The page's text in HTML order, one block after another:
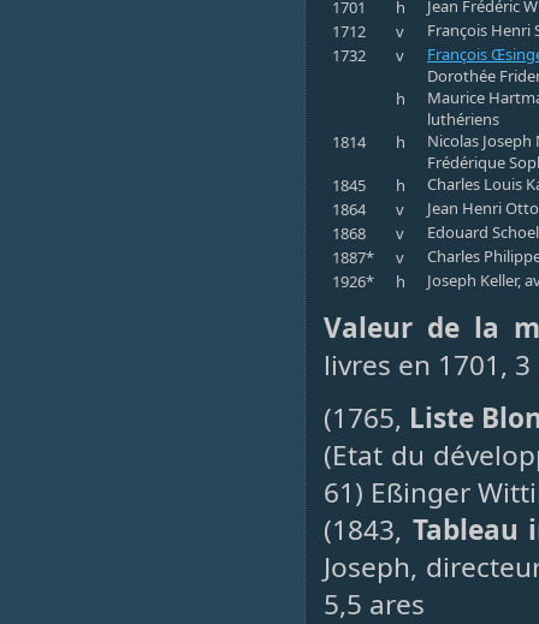
1701
h
Jean Frédéric
1712
v
François Henri
1732
v
François
Dorothée
h
Maurice
luthériens
1814
h
Nicolas Joseph
Frédérique
1845
h
Charles Louis
1864
v
Jean Henri
1868
v
Edouard
1887*
v
Charles
1926*
h Joseph Keller,
Valeur de la
livres en 1701,
(1765, Liste
(Etat du
61) Eßinger
(1843, Tableau
Joseph,
5,5 ares